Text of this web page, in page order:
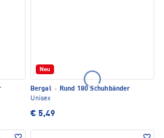
Neu
Bergal · Rund 180 Schuhbänder
Unisex
€ 5,49